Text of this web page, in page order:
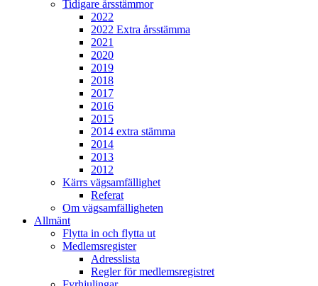
Tidigare årsstämmor
2022
2022 Extra årsstämma
2021
2020
2019
2018
2017
2016
2015
2014 extra stämma
2014
2013
2012
Kärrs vägsamfällighet
Referat
Om vägsamfälligheten
Allmänt
Flytta in och flytta ut
Medlemsregister
Adresslista
Regler för medlemsregistret